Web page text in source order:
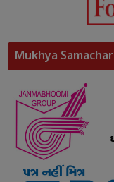
Mukhya Samachar